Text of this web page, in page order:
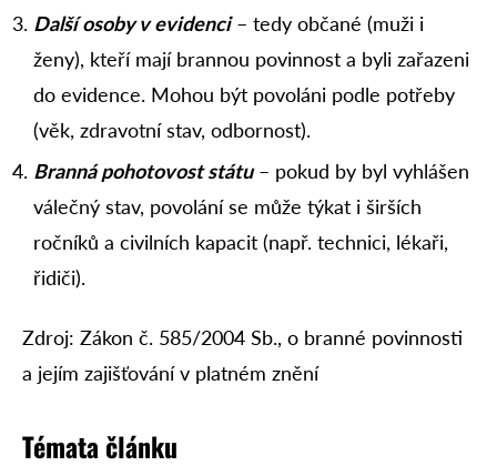
Další osoby v evidenci–⁠ tedy občané (muži i
ženy), kteří mají brannou povinnost a byli zařazeni
do evidence. Mohou být povoláni podle potřeby
(věk, zdravotní stav, odbornost).
Branná pohotovost státu–⁠ pokud by byl vyhlášen
válečný stav, povolání se může týkat i širších
ročníků a civilních kapacit (např. technici, lékaři,
řidiči).
Zdroj: Zákon č. 585/2004 Sb., o branné povinnosti
a jejím zajišťování v platném znění
Témata článku